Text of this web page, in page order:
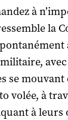
à
la
se
volée, à
à leurs